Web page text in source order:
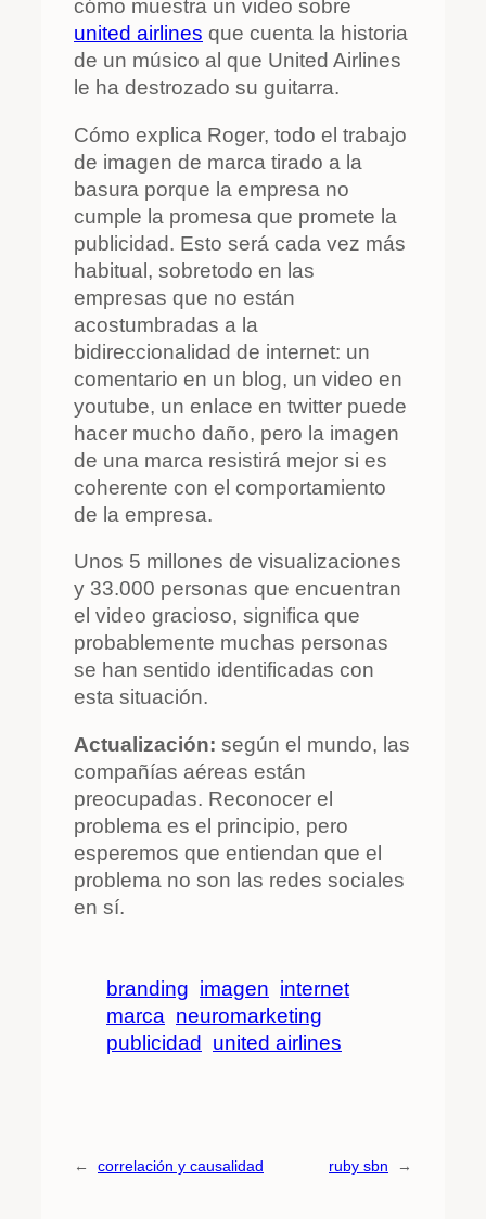
cómo muestra un video sobre
united airlines que cuenta la historia
de un músico al que United Airlines
le ha destrozado su guitarra.
Cómo explica Roger, todo el trabajo
de imagen de marca tirado a la
basura porque la empresa no
cumple la promesa que promete la
publicidad. Esto será cada vez más
habitual, sobretodo en las
empresas que no están
acostumbradas a la
bidireccionalidad de internet: un
comentario en un blog, un video en
youtube, un enlace en twitter puede
hacer mucho daño, pero la imagen
de una marca resistirá mejor si es
coherente con el comportamiento
de la empresa.
Unos 5 millones de visualizaciones
y 33.000 personas que encuentran
el video gracioso, significa que
probablemente muchas personas
se han sentido identificadas con
esta situación.
Actualización: según el mundo, las
compañías aéreas están
preocupadas. Reconocer el
problema es el principio, pero
esperemos que entiendan que el
problema no son las redes sociales
en sí.
branding imagen internet
marca neuromarketing
publicidad united airlines
← correlación y causalidad ruby sbn →